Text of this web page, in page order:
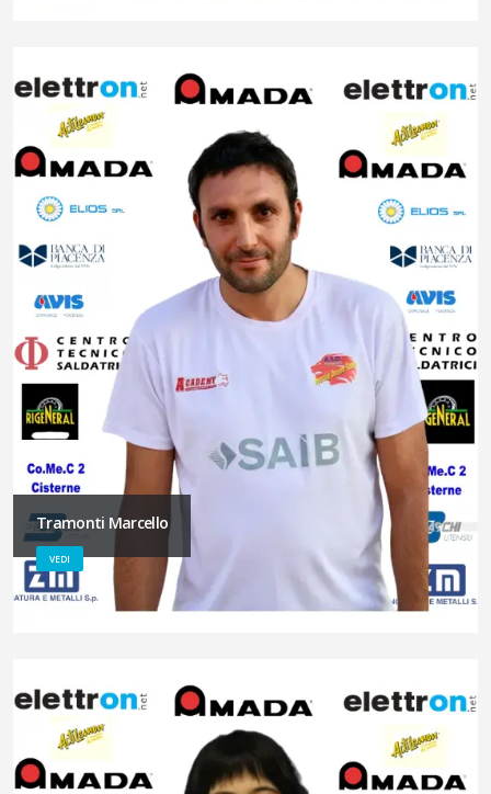
Tramonti Marcello
VEDI